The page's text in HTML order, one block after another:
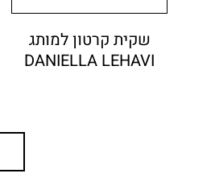
שקית קרטון למותג
DANIELLA LEHAVI